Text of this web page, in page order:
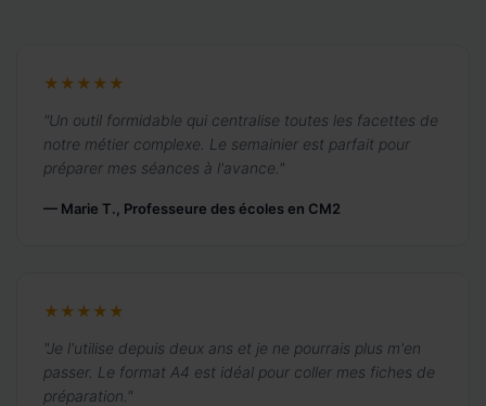
★★★★★
"Un outil formidable qui centralise toutes les facettes de
notre métier complexe. Le semainier est parfait pour
préparer mes séances à l'avance."
— Marie T., Professeure des écoles en CM2
★★★★★
"Je l'utilise depuis deux ans et je ne pourrais plus m'en
passer. Le format A4 est idéal pour coller mes fiches de
préparation."